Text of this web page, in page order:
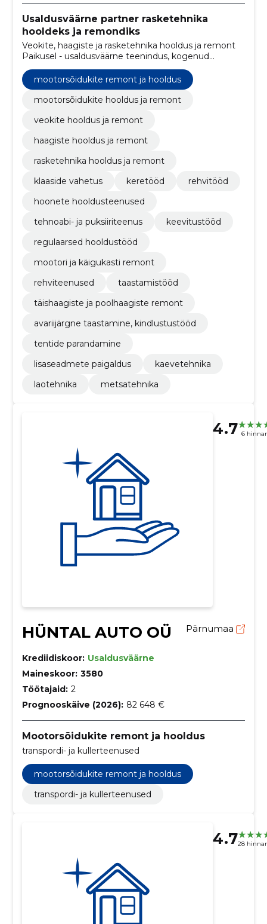
Usaldusväärne partner rasketehnika
hooldeks ja remondiks
Veokite, haagiste ja rasketehnika hooldus ja remont
Paikusel - usaldusväärne teenindus, kogenud
mehaanikud ning mugav asukoht.
mootorsõidukite remont ja hooldus
mootorsõidukite hooldus ja remont
veokite hooldus ja remont
haagiste hooldus ja remont
rasketehnika hooldus ja remont
klaaside vahetus
keretööd
rehvitööd
hoonete hooldusteenused
tehnoabi- ja puksiiriteenus
keevitustööd
regulaarsed hooldustööd
mootori ja käigukasti remont
rehviteenused
taastamistööd
täishaagiste ja poolhaagiste remont
avariijärgne taastamine, kindlustustööd
tentide parandamine
lisaseadmete paigaldus
kaevetehnika
laotehnika
metsatehnika
4.7 6
HÜNTAL AUTO OÜ Pärnumaa
Krediidiskoor: Usaldusväärne
Maineskoor: 3580
Töötajaid: 2
Prognooskäive (2026): 82 648 €
Mootorsõidukite remont ja hooldus
transpordi- ja kullerteenused
mootorsõidukite remont ja hooldus
transpordi- ja kullerteenused
4.728